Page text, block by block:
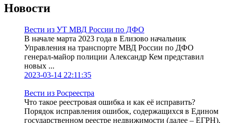
Новости
Вести из УТ МВД России по ДФО
В начале марта 2023 года в Елизово начальник
Управления на транспорте МВД России по ДФО
генерал-майор полиции Александр Кем представил
новых ...
2023-03-14 22:11:35
Вести из Росреестра
Что такое реестровая ошибка и как её исправить?
Порядок исправления ошибок, содержащихся в Едином
государственном реестре недвижимости (далее – ЕГРН),